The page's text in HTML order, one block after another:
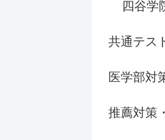
四谷学
共通テス
医学部対
推薦対策